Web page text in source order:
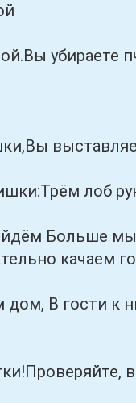
убираете
лоб
Больше мы
качаем
В гости к